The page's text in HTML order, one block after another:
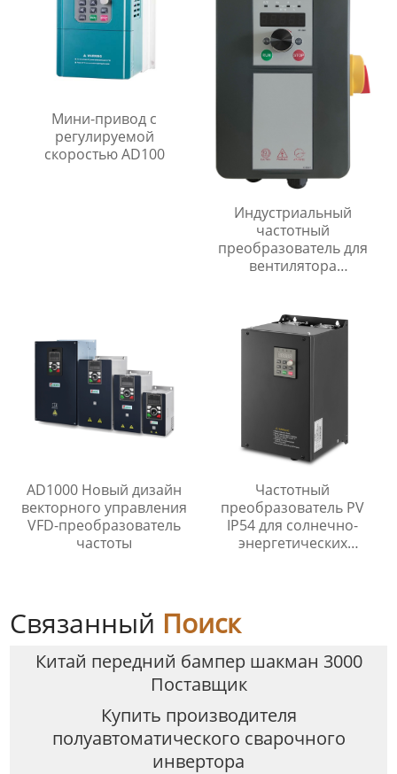
Мини-привод с
регулируемой
скоростью AD100
Индустриальный
частотный
преобразователь для
вентилятора
частоты
AD1000 Новый дизайн
векторного управления
VFD-преобразователь
частоты
Частотный
преобразователь PV
IP54 для солнечно-
энергетических
Связанный Поиск
Китай передний бампер шакман 3000
Поставщик
Купить производителя
полуавтоматического сварочного
инвертора